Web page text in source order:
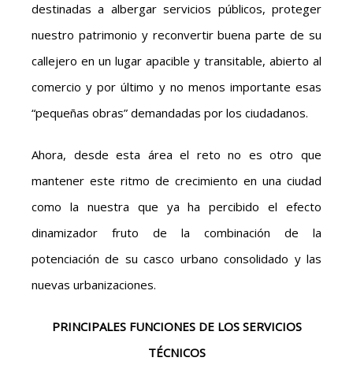
destinadas a albergar servicios públicos, proteger
nuestro patrimonio y reconvertir buena parte de su
callejero en un lugar apacible y transitable, abierto al
comercio y por último y no menos importante esas
“pequeñas obras” demandadas por los ciudadanos.
Ahora, desde esta área el reto no es otro que
mantener este ritmo de crecimiento en una ciudad
como la nuestra que ya ha percibido el efecto
dinamizador fruto de la combinación de la
potenciación de su casco urbano consolidado y las
nuevas urbanizaciones.
PRINCIPALES FUNCIONES DE LOS SERVICIOS
TÉCNICOS